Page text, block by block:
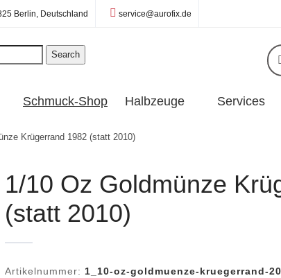
Berlin, Deutschland E-Mail:
service@aurofix.de
Search
Schmuck-Shop Halbzeuge Services
Krügerrand 1982 (statt 2010)
1/10 Oz Goldmünze
(statt 2010)
Artikelnummer:1_10-oz-goldmuenze-kruegerrand-